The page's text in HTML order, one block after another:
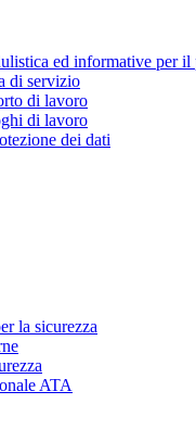
ed informative per il
di servizio
di lavoro
di lavoro
dei dati
la sicurezza
ATA